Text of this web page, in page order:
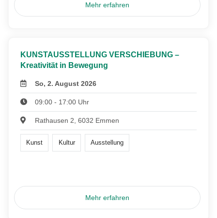
Mehr erfahren
KUNSTAUSSTELLUNG VERSCHIEBUNG –
Kreativität in Bewegung
So, 2. August 2026
09:00 - 17:00 Uhr
Rathausen 2, 6032 Emmen
Kunst Kultur Ausstellung
Mehr erfahren